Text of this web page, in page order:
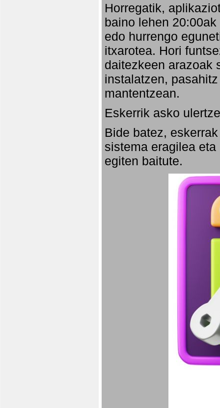
Horregatik,
baino lehen
edo hurrengo
itxarotea. Hori
daitezkeen arazoak
instalatzen,
mantentzean.
Eskerrik asko
Bide batez,
sistema eragilea
egiten baitute.